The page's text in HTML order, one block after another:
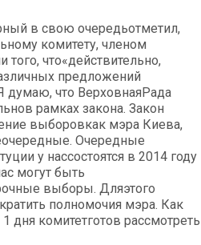
в свою очередьотметил,
комитету, членом
того, что«действительно,
предложений
думаю, что ВерховнаяРада
рамках закона. Закон
выборовкак мэра Киева,
Очередные
у нассостоятся в 2014 году
могут быть
выборы. Дляэтого
полномочия мэра. Как
дня комитетготов рассмотреть